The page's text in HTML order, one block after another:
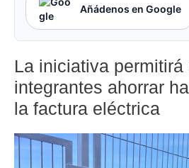
Añádenos en Google
La iniciativa permitirá
integrantes ahorrar
la factura eléctrica